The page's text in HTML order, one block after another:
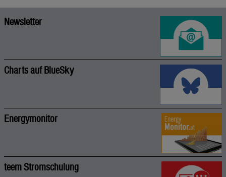
Newsletter
Charts auf BlueSky
Energymonitor
teem Stromschulung